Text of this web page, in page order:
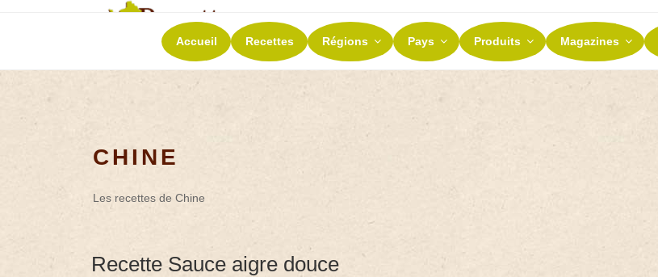
RECETTES ET TERROIRS
La richesse de nos terroirs
Accueil Recettes Régions Pays Produits Magazines
CHINE
Les recettes de Chine
Recette Sauce aigre douce